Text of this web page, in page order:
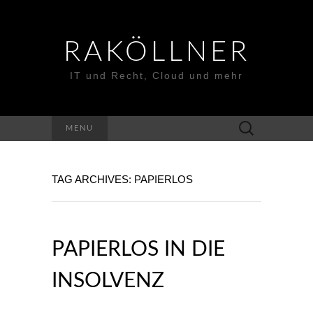
RAKÖLLNER
IT und Recht, Cloud und mehr
MENU
Suchen
nach:
TAG ARCHIVES: PAPIERLOS
PAPIERLOS IN DIE
INSOLVENZ